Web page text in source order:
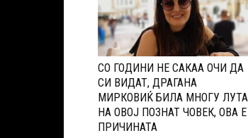
СО ГОДИНИ НЕ САКАА ОЧИ ДА
СИ ВИДАТ, ДРАГАНА
МИРКОВИЌ БИЛА МНОГУ ЛУТА
НА ОВОЈ ПОЗНАТ ЧОВЕК, ОВА Е
ПРИЧИНАТА